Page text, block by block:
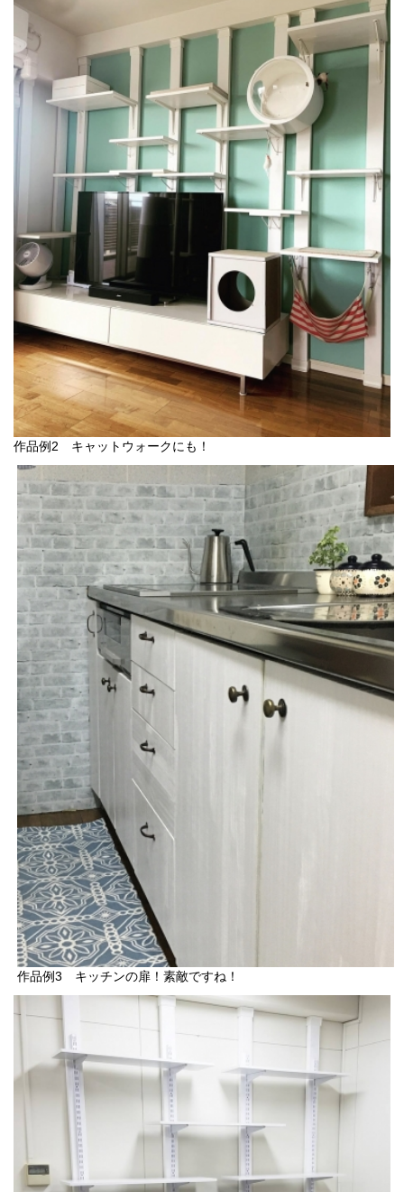
作品例2 キャットウォークにも！
作品例3 キッチンの扉！素敵ですね！